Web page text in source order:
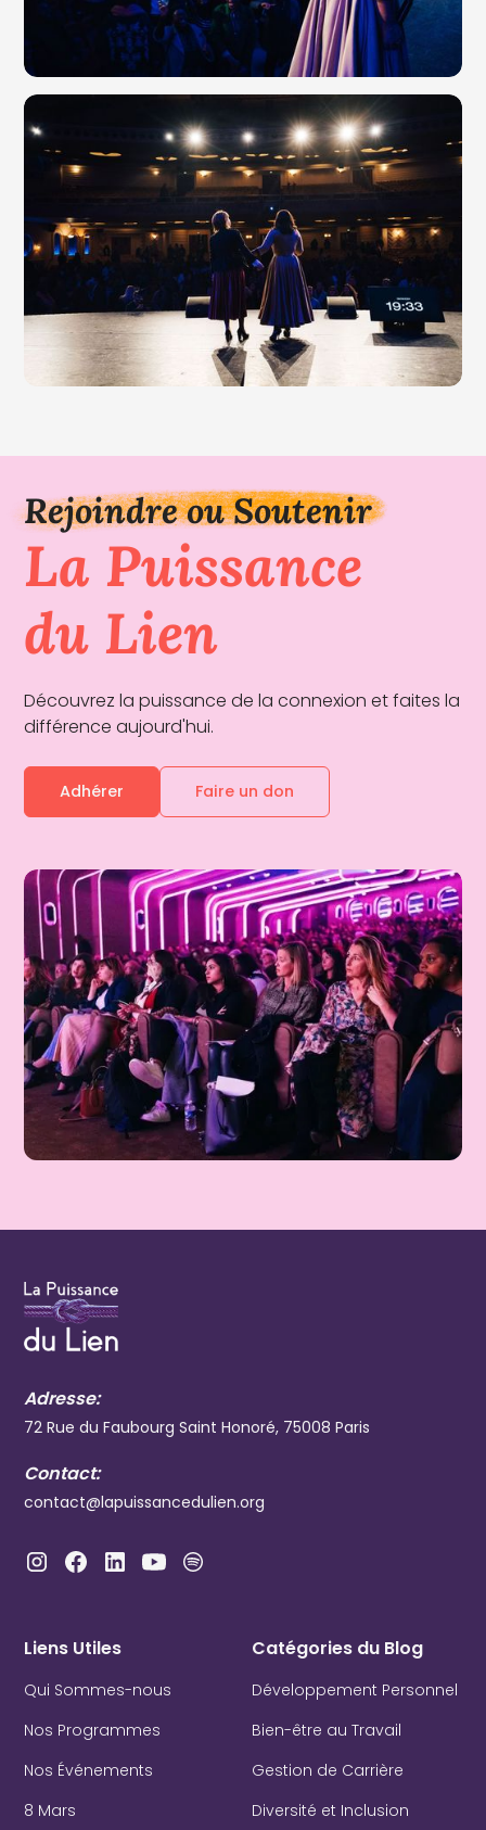
Rejoindre ou Soutenir
La Puissance
du Lien
Découvrez la puissance de la connexion et faites la
différence aujourd'hui.
Adhérer Faire un don
Adresse:
72 Rue du Faubourg Saint Honoré, 75008 Paris
Contact:
contact@lapuissancedulien.org
Liens Utiles
Qui Sommes-nous
Nos Programmes
Nos Événements
8 Mars
Catégories du Blog
Développement Personnel
Bien-être au Travail
Gestion de Carrière
Diversité et Inclusion